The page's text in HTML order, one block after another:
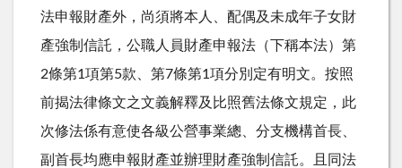
法申報財產外，尚須將本人、配偶及未成年子女財
產強制信託，公職人員財產申報法（下稱本法）第
2條第1項第5款、第7條第1項分別定有明文。按照
前揭法律條文之文義解釋及比照舊法條文規定，此
次修法係有意使各級公營事業總、分支機構首長、
副首長均應申報財產並辦理財產強制信託。且同法